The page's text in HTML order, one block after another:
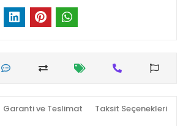
Garanti ve Teslimat Taksit Seçenekleri